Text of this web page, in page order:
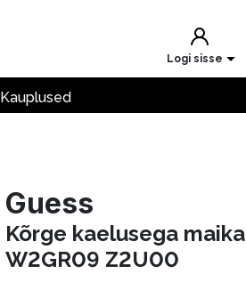
Logi sisse
Kauplused
Guess
Kõrge kaelusega maika
W2GR09 Z2U00